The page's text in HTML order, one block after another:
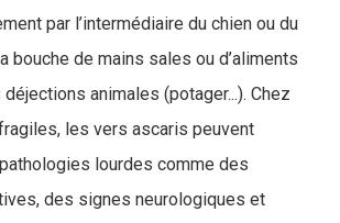
par l’intermédiaire du chien ou du
bouche de mains sales ou d’aliments
animales (potager...). Chez
les vers ascaris peuvent
lourdes comme des
des signes neurologiques et